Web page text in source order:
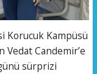
Korucuk Kampüsü
Vedat Candemir’e
sürprizi